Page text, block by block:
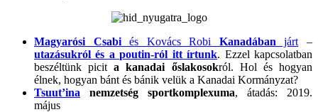
Magyarósi Csabiés Kovács Robi Kanadában járt –
utazásukról és a poutin-ról itt írtunk. Ezzel kapcsolatban
beszéltünk picita kanadai őslakosokról. Hol és hogyan
élnek, hogyan bánt és bánik velük a Kanadai Kormányzat?
Tsuut’ina nemzetség sportkomplexuma, átadás: 2019.
május